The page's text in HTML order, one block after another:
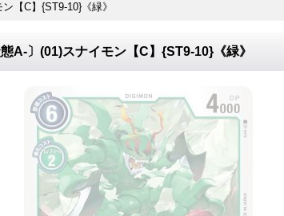
【C】{ST9-10}《緑》
A-〕(01)スナイモン【C】{ST9-10}《緑》